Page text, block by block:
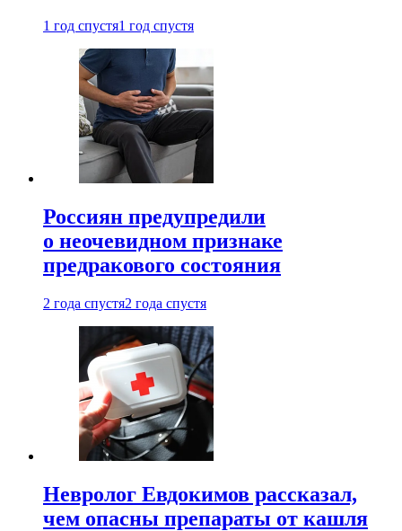
1 год спустя1 год спустя
Россиян предупредили
о неочевидном признаке
предракового состояния
2 года спустя2 года спустя
Невролог Евдокимов рассказал,
чем опасны препараты от кашля